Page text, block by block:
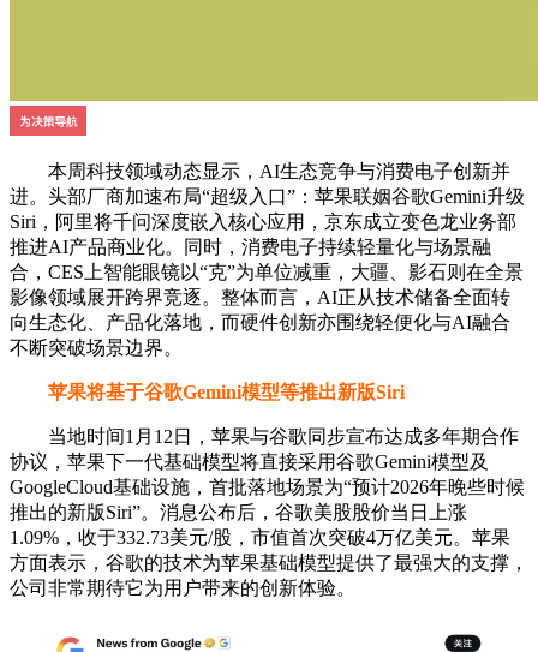
本周科技领域动态显示，AI生态竞争与消费电子创新并
进。头部厂商加速布局“超级入口”：苹果联姻谷歌Gemini升级
Siri，阿里将千问深度嵌入核心应用，京东成立变色龙业务部
推进AI产品商业化。同时，消费电子持续轻量化与场景融
合，CES上智能眼镜以“克”为单位减重，大疆、影石则在全景
影像领域展开跨界竞逐。整体而言，AI正从技术储备全面转
向生态化、产品化落地，而硬件创新亦围绕轻便化与AI融合
不断突破场景边界。
苹果将基于谷歌Gemini模型等推出新版Siri
当地时间1月12日，苹果与谷歌同步宣布达成多年期合作
协议，苹果下一代基础模型将直接采用谷歌Gemini模型及
GoogleCloud基础设施，首批落地场景为“预计2026年晚些时候
推出的新版Siri”。消息公布后，谷歌美股股价当日上涨
1.09%，收于332.73美元/股，市值首次突破4万亿美元。苹果
方面表示，谷歌的技术为苹果基础模型提供了最强大的支撑，
公司非常期待它为用户带来的创新体验。